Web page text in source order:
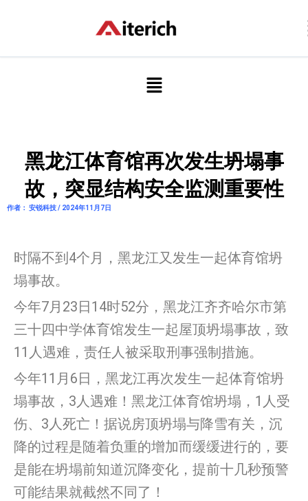
容
菜
单
黑龙江体育馆再次发生坍塌事
故，突显结构安全监测重要性
作者： 安锐科技 / 2024年11月7日
时隔不到4个月，黑龙江又发生一起体育馆坍
塌事故。
今年7月23日14时52分，黑龙江齐齐哈尔市第
三十四中学体育馆发生一起屋顶坍塌事故，致
11人遇难，责任人被采取刑事强制措施。
今年11月6日，黑龙江再次发生一起体育馆坍
塌事故，3人遇难！黑龙江体育馆坍塌，1人受
伤、3人死亡！据说房顶坍塌与降雪有关，沉
降的过程是随着负重的增加而缓缓进行的，要
是能在坍塌前知道沉降变化，提前十几秒预警
可能结果就截然不同了！